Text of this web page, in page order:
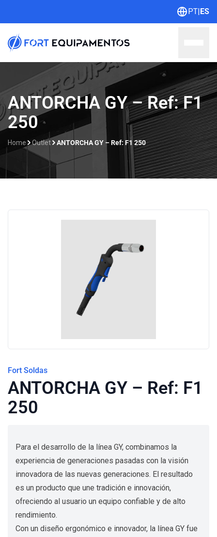
PT|ES
Home
Sobre nosotros
Líneas
Contacto
ANTORCHA GY – Ref: F1
250
Home Outlet ANTORCHA GY – Ref: F1 250
Fort Soldas
ANTORCHA GY – Ref: F1
250
Para el desarrollo de la línea GY, combinamos la
experiencia de generaciones pasadas con la visión
innovadora de las nuevas generaciones. El resultado
es un producto que une tradición e innovación,
ofreciendo al usuario un equipo confiable y de alto
rendimiento.
Con un diseño ergonómico e innovador, la línea GY fue